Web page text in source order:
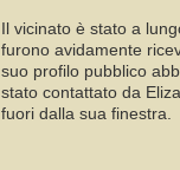
Il vicinato è stato a
furono avidamente
suo profilo pubblico
stato contattato da
fuori dalla sua finestra.